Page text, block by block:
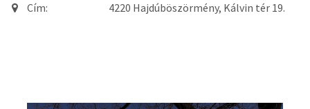
Cím: 4220 Hajdúböszörmény, Kálvin tér 19.